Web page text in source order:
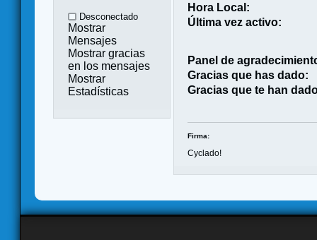
Desconectado
Mostrar
Mensajes
Mostrar gracias
en los mensajes
Mostrar
Estadísticas
Hora Local:
Última vez activo:
Panel de
Gracias que has dado:
Gracias que te han
Firma:
Cyclado!